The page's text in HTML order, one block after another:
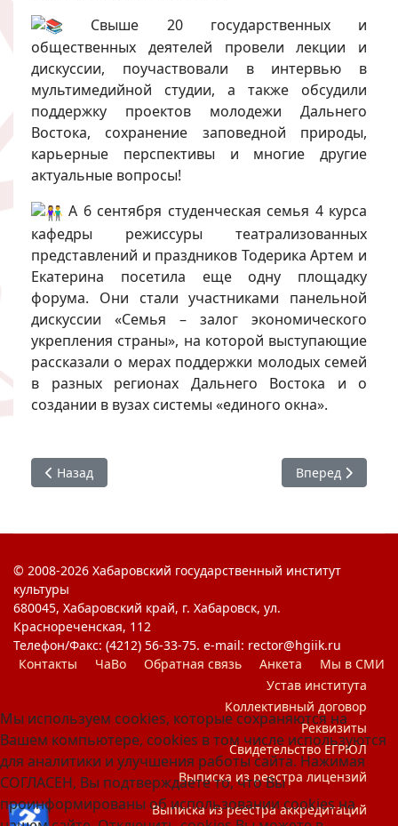
Свыше 20 государственных и
общественных деятелей провели лекции и
дискуссии, поучаствовали в интервью в
мультимедийной студии, а также обсудили
поддержку проектов молодежи Дальнего
Востока, сохранение заповедной природы,
карьерные перспективы и многие другие
актуальные вопросы!
А 6 сентября студенческая семья 4 курса
кафедры режиссуры театрализованных
представлений и праздников Тодерика Артем и
Екатерина посетила еще одну площадку
форума. Они стали участниками панельной
дискуссии «Семья – залог экономического
укрепления страны», на которой выступающие
рассказали о мерах поддержки молодых семей
в разных регионах Дальнего Востока и о
создании в вузах системы «единого окна».
Предыдущий: Поезд Победы
Назад Следующий:
Вперед
© 2008-2026 Хабаровский государственный институт
культуры
680045, Хабаровский край, г. Хабаровск, ул.
Краснореченская, 112
Телефон/Факс: (4212) 56-33-75. e-mail: rector@hgiik.ru
Контакты
ЧаВо Обратная связь Анкета
Мы в СМИ
Устав института
Коллективный договор
Реквизиты
Свидетельство ЕГРЮЛ
Выписка из реестра лицензий
Выписка из реестра аккредитаций
Мы используем cookies, которые сохраняются на
Вашем компьютере, cookies в том числе используются
для аналитики и улучшения работы сайта. Нажимая
СОГЛАСЕН, Вы подтверждаете то, что Вы
проинформированы об использовании cookies на